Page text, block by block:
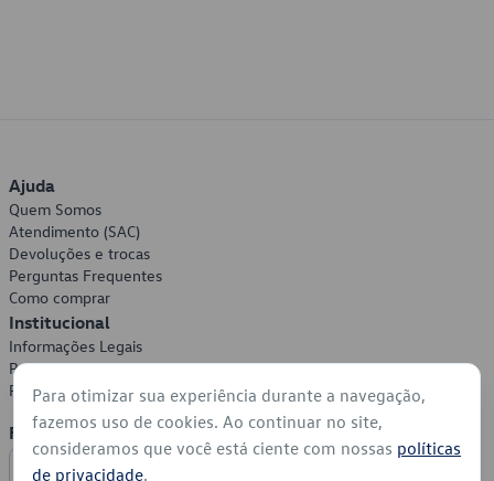
Ajuda
Quem Somos
Atendimento (SAC)
Devoluções e trocas
Perguntas Frequentes
Como comprar
Institucional
Informações Legais
Política de Privacidade
Política de Cookies
Formas de Pagamento
Para otimizar sua experiência durante a navegação,
fazemos uso de cookies. Ao continuar no site,
consideramos que você está ciente com nossas políticas
de privacidade.